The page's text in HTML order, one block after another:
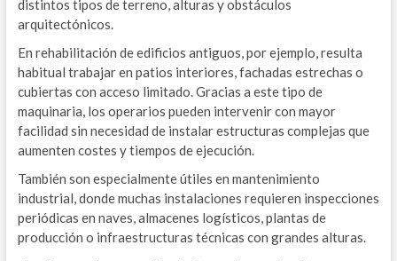
distintos tipos de terreno, alturas y obstáculos
arquitectónicos.
En rehabilitación de edificios antiguos, por ejemplo, resulta
habitual trabajar en patios interiores, fachadas estrechas o
cubiertas con acceso limitado. Gracias a este tipo de
maquinaria, los operarios pueden intervenir con mayor
facilidad sin necesidad de instalar estructuras complejas que
aumenten costes y tiempos de ejecución.
También son especialmente útiles en mantenimiento
industrial, donde muchas instalaciones requieren inspecciones
periódicas en naves, almacenes logísticos, plantas de
producción o infraestructuras técnicas con grandes alturas.